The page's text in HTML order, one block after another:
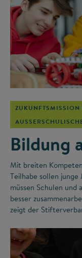
ZUKUNFTSMISSION
Bildung
Mit breiten
Teilhabe sollen
müssen Schulen
besser
zeigt der